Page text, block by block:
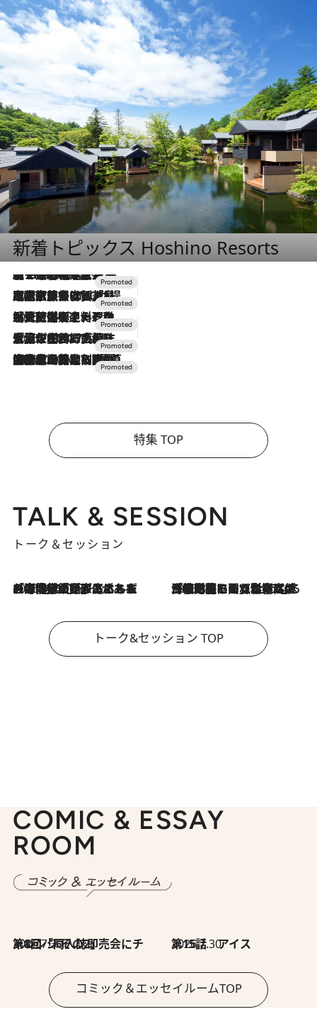
新着トピックス Hoshino Resorts
2026.8.7
【トンボの足水浴】ヒノキの香りに包まれて涼感マックス！約13℃の湧水かけ流しを避暑地「星野温泉 トンボの湯」で体験
2026.7.31
【ホテル帰省】という選択肢をOMOが提案。家族とほどよい距離を保つには「昼は実家、夜は気兼ねなくホテルで！」
2026.7.24
【夏限定ディナーコース】旬を迎える稚鮎や花ズッキーニなどをイタリア・トスカーナの郷土料理の手法で満喫！
2026.7.17
「土佐和ハーブかき氷」がOMO7高知に登場！生姜、山椒、大葉など目にも舌にも涼を呼ぶ郷土の味
2026.7.10
NEW OPEN！【界 草津】名湯の地に誕生。趣の異なる2種の温泉と上州ならではの会席・蕎麦割烹など美食を味わう究極の癒やし旅
特集 TOP
TALK & SESSION
トーク＆セッション
2026.8.3
「今後値上げがあるとすれば…」「リスクがあるのは今年の冬」エネルギー専門家が語る、ホルムズ海峡封鎖が家庭にもたらす“ある心配” 2026.8.3
「住宅建てられない…」「サーチャージ料の高値が続いている」ホルムズ海峡封鎖による影響はいつまで続く？《エネルギー専門家に聞く“どうなる日本の暮らし”》
トーク&セッション TOP
COMIC & ESSAY
ROOM
2026.7.30
第8回「同人誌即売会にチャレンジ その2」 2026.7.30
第15話 アイス
コミック＆エッセイルームTOP